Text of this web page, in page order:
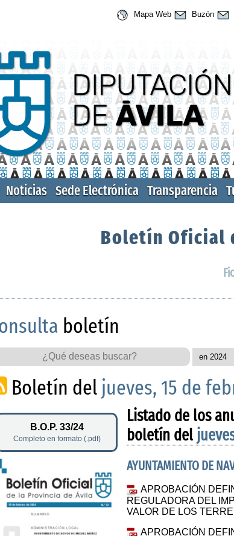
Mapa Web Buzón
Noticias Sede Electrónica Transparencia
Boletín Oficial
boletín
Boletín del jueves, 15 de
B.O.P. 33/24
Completo en formato (.pdf)
Listado de los
boletín del
AYUNTAMIENTO DE
APROBACIÓN
REGULADORA DEL
VALOR DE LOS
APROBACIÓN